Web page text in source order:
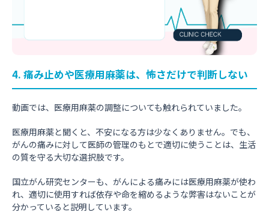
4. 痛み止めや医療用麻薬は、怖さだけで判断しない
動画では、医療用麻薬の調整についても触れられていました。
医療用麻薬と聞くと、不安になる方は少なくありません。でも、
がんの痛みに対して医師の管理のもとで適切に使うことは、生活
の質を守る大切な選択肢です。
国立がん研究センターも、がんによる痛みには医療用麻薬が使わ
れ、適切に使用すれば依存や命を縮めるような弊害はないことが
分かっていると説明しています。